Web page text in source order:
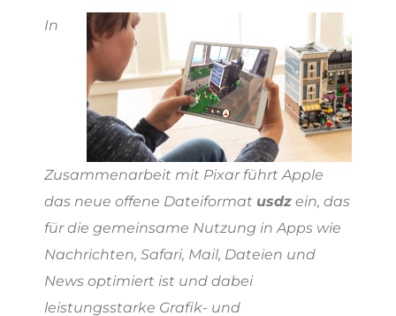
In
Zusammenarbeit mit Pixar führt Apple
das neue offene Dateiformat usdz ein, das
für die gemeinsame Nutzung in Apps wie
Nachrichten, Safari, Mail, Dateien und
News optimiert ist und dabei
leistungsstarke Grafik- und